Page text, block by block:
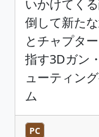
いかけてく
倒して新た
とチャプタ
指す3Dガン
ューティン
ム
PC